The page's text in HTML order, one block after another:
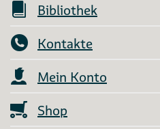
Bibliothek
Kontakte
Mein Konto
Shop